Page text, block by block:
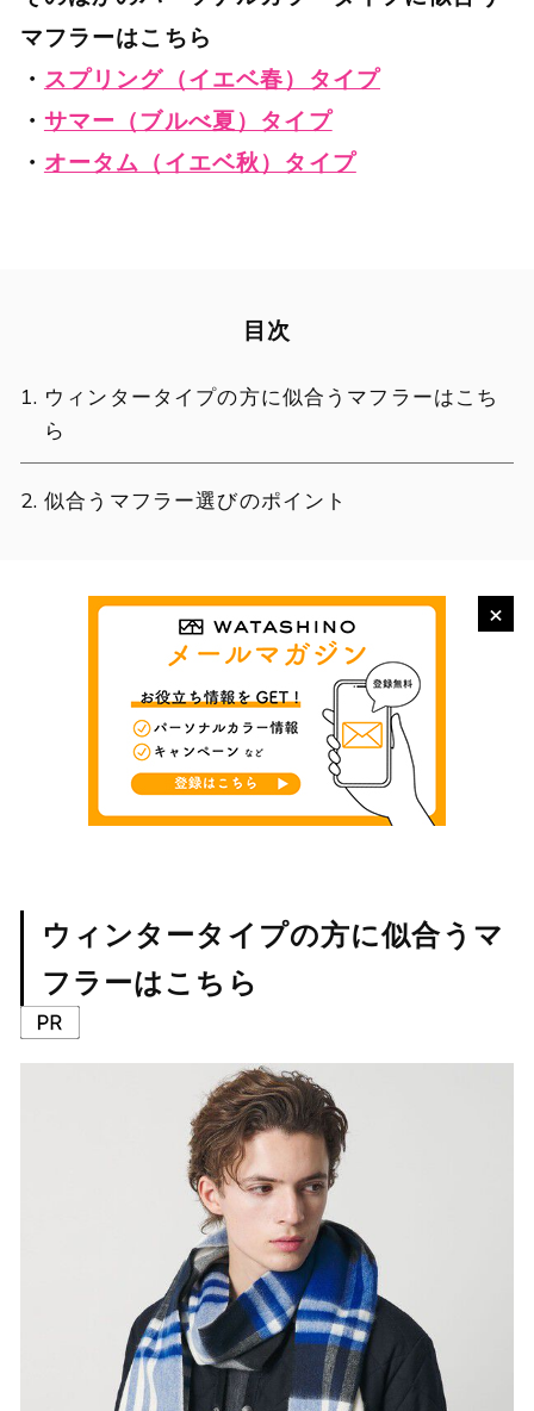
マフラーはこちら
・ スプリング（イエベ春）タイプ
・ サマー（ブルべ夏）タイプ
・ オータム（イエベ秋）タイプ
目次
ウィンタータイプの方に似合うマフラーはこち
ら
似合うマフラー選びのポイント
×
ウィンタータイプの方に似合うマ
フラーはこちら